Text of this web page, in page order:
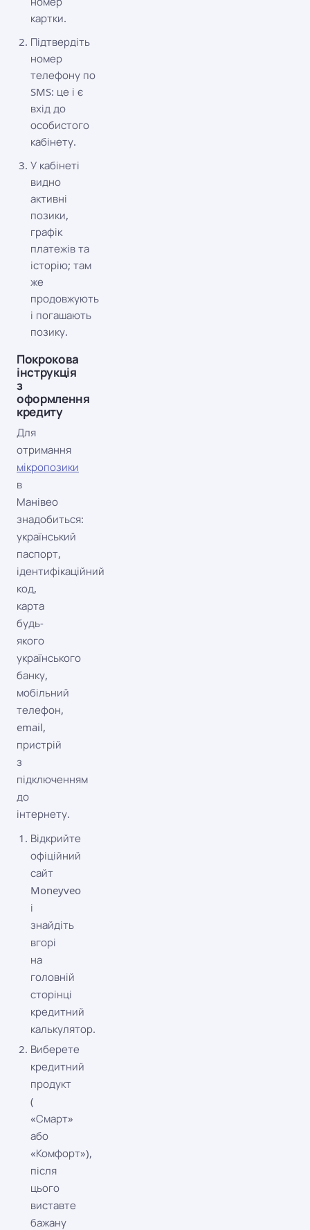
картки.
Підтвердіть
номер
телефону по
SMS: це і є
вхід до
особистого
кабінету.
У кабінеті
видно
активні
позики,
графік
платежів та
історію; там
же
продовжують
і погашають
позику.
Покрокова
інструкція
з
оформлення
кредиту
Для
отримання
мікропозики
в
Манівео
знадобиться:
український
паспорт,
ідентифікаційний
код,
карта
будь-
якого
українського
банку,
мобільний
телефон,
email,
пристрій
з
підключенням
до
інтернету.
Відкрийте
офіційний
сайт
Moneyveo
і
знайдіть
вгорі
на
головній
сторінці
кредитний
калькулятор.
Виберете
кредитний
продукт
(
«Смарт»
або
«Комфорт»),
після
цього
виставте
бажану